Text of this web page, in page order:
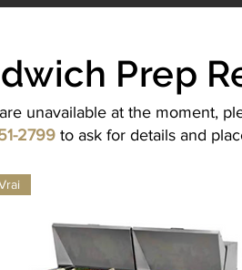
Prep
unavailable at the moment,
2799to ask for details and